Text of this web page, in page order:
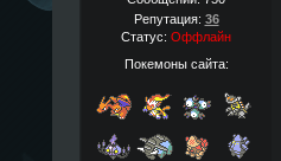
Репутация: 36
Статус: Оффлайн
Покемоны сайта: